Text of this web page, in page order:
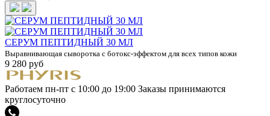
СЕРУМ ПЕПТИДНЫЙ 30 МЛ
Выравнивающая сыворотка с ботокс-эффектом для всех типов кожи
9 280 руб
Работаем пн-пт с 10:00 до 19:00 Заказы принимаются
круглосуточно